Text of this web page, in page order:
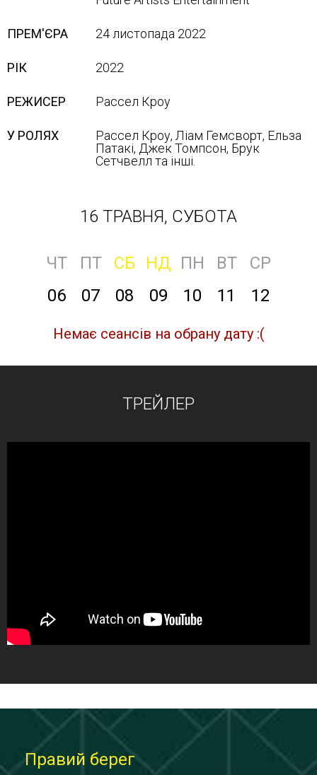
ПРЕМ'ЄРА 24 листопада 2022
РІК 2022
РЕЖИСЕР Рассел Кроу
У РОЛЯХ
Рассел Кроу, Ліам Гемсворт, Ельза
Патакі, Джек Томпсон, Брук
Сетчвелл та інші.
16 ТРАВНЯ, СУБОТА
ЧТ ПТ СБ НД ПН ВТ
СР
06
07 08 09 10 11 12
Немає сеансів на обрану дату :(
ТРЕЙЛЕР
Правий берег